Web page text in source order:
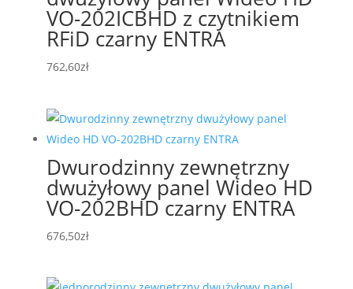
VO-202ICBHD z czytnikiem
RFiD czarny ENTRA
762,60zł
Dwurodzinny zewnętrzny
dwużyłowy panel Wideo HD
VO-202BHD czarny ENTRA
676,50zł